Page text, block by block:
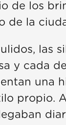
de los
de la
las
y cada
una
propio.